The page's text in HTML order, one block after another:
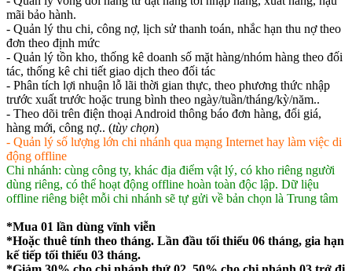
mãi bảo hành.
- Quản lý thu chi, công nợ, lịch sử thanh toán, nhắc hạn thu nợ theo
đơn theo định mức
- Quản lý tồn kho, thống kê doanh số mặt hàng/nhóm hàng theo đối
tác, thống kê chi tiết giao dịch theo đối tác
- Phân tích lợi nhuận lỗ lãi thời gian thực, theo phương thức nhập
trước xuất trước hoặc trung bình theo ngày/tuần/tháng/kỳ/năm..
- Theo dõi trên điện thoại Android thông báo đơn hàng, đổi giá,
hàng mới, công nợ.. (tùy chọn)
- Quản lý số lượng lớn chi nhánh qua mạng Internet hay làm việc di
động offline
Chi nhánh: cùng công ty, khác địa điểm vật lý, có kho riêng người
dùng riêng, có thể hoạt động offline hoàn toàn độc lập. Dữ liệu
offline riêng biệt mỗi chi nhánh sẽ tự gửi về bản chọn là Trung tâm
*Mua 01 lần dùng vĩnh viễn
*Hoặc thuê tính theo tháng. Lần đầu tối thiểu 06 tháng, gia hạn
kế tiếp tối thiểu 03 tháng.